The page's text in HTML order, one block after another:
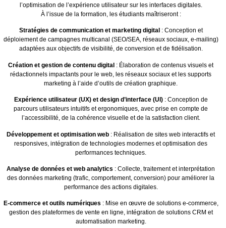
l’optimisation de l’expérience utilisateur sur les interfaces digitales.
À l’issue de la formation, les étudiants maîtriseront :
Stratégies de communication et marketing digital : Conception et
déploiement de campagnes multicanal (SEO/SEA, réseaux sociaux, e-mailing)
adaptées aux objectifs de visibilité, de conversion et de fidélisation.
Création et gestion de contenu digital : Élaboration de contenus visuels et
rédactionnels impactants pour le web, les réseaux sociaux et les supports
marketing à l’aide d’outils de création graphique.
Expérience utilisateur (UX) et design d’interface (UI): Conception de
parcours utilisateurs intuitifs et ergonomiques, avec prise en compte de
l’accessibilité, de la cohérence visuelle et de la satisfaction client.
Développement et optimisation web : Réalisation de sites web interactifs et
responsives, intégration de technologies modernes et optimisation des
performances techniques.
Analyse de données et web analytics : Collecte, traitement et interprétation
des données marketing (trafic, comportement, conversion) pour améliorer la
performance des actions digitales.
E-commerce et outils numériques : Mise en œuvre de solutions e-commerce,
gestion des plateformes de vente en ligne, intégration de solutions CRM et
automatisation marketing.